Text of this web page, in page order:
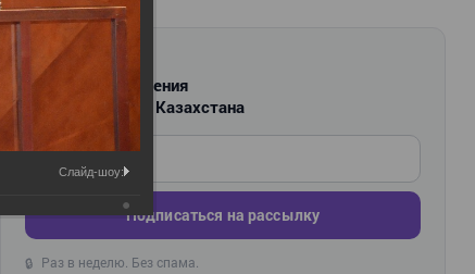
РАССЫЛКА
Новости и изменения
для бухгалтеров Казахстана
Подписаться на рассылку
🔒 Раз в неделю. Без спама.
Слайд-шоу: